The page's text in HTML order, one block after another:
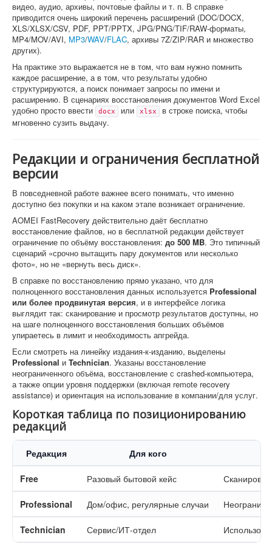
видео, аудио, архивы, почтовые файлы и т. п. В справке
приводится очень широкий перечень расширений (DOC/DOCX,
XLS/XLSX/CSV, PDF, PPT/PPTX, JPG/PNG/TIF/RAW-форматы,
MP4/MOV/AVI, MP3/WAV/FLAC, архивы 7Z/ZIP/RAR и множество
других).
На практике это выражается не в том, что вам нужно помнить
каждое расширение, а в том, что результаты удобно
структурируются, а поиск понимает запросы по имени и
расширению. В сценариях восстановления документов Word Excel
удобно просто ввести
docx или xlsx
в строке поиска, чтобы
мгновенно сузить выдачу.
Редакции и ограничения бесплатной
версии
В повседневной работе важнее всего понимать, что именно
доступно без покупки и на каком этапе возникает ограничение.
AOMEI FastRecovery действительно даёт бесплатно
восстановление файлов, но в бесплатной редакции действует
ограничение по объёму восстановления: до 500 MB. Это типичный
сценарий «срочно вытащить пару документов или несколько
фото», но не «вернуть весь диск».
В справке по восстановлению прямо указано, что для
полноценного восстановления данных используется Professional
или более продвинутая версия, и в интерфейсе логика
выглядит так: сканирование и просмотр результатов доступны, но
на шаге полноценного восстановления больших объёмов
упираетесь в лимит и необходимость апгрейда.
Если смотреть на линейку издания-к-изданию, выделены
Professional и Technician. Указаны восстановление
неограниченного объёма, восстановление с crashed-компьютера,
а также опции уровня поддержки (включая remote recovery
assistance) и ориентация на использование в компании/для услуг.
Короткая таблица по позиционированию
редакций
Редакция Для кого
Free Разовый бытовой кейс
Professional Дом/офис, регулярные случаи
Technician Сервис/ИТ-отдел